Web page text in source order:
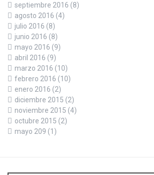
septiembre 2016 (8)
agosto 2016 (4)
julio 2016 (8)
junio 2016 (8)
mayo 2016 (9)
abril 2016 (9)
marzo 2016 (10)
febrero 2016 (10)
enero 2016 (2)
diciembre 2015 (2)
noviembre 2015 (4)
octubre 2015 (2)
mayo 209 (1)